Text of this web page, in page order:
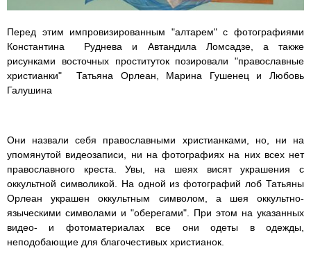
Перед этим импровизированным "алтарем" с фотографиями
Константина Руднева и Автандила Ломсадзе, а также
рисунками восточных проституток позировали "православные
христианки" Татьяна Орлеан, Марина Гушенец и Любовь
Галушина
Они назвали себя православными христианками, но, ни на
упомянутой видеозаписи, ни на фотографиях на них всех нет
православного креста. Увы, на шеях висят украшения с
оккультной символикой. На одной из фотографий лоб Татьяны
Орлеан украшен оккультным символом, а шея оккультно-
языческими символами и "оберегами". При этом на указанных
видео- и фотоматериалах все они одеты в одежды,
неподобающие для благочестивых христианок.